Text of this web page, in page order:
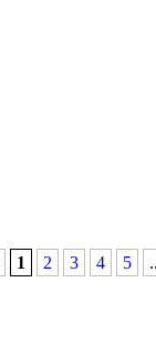
1 2 3 4 5